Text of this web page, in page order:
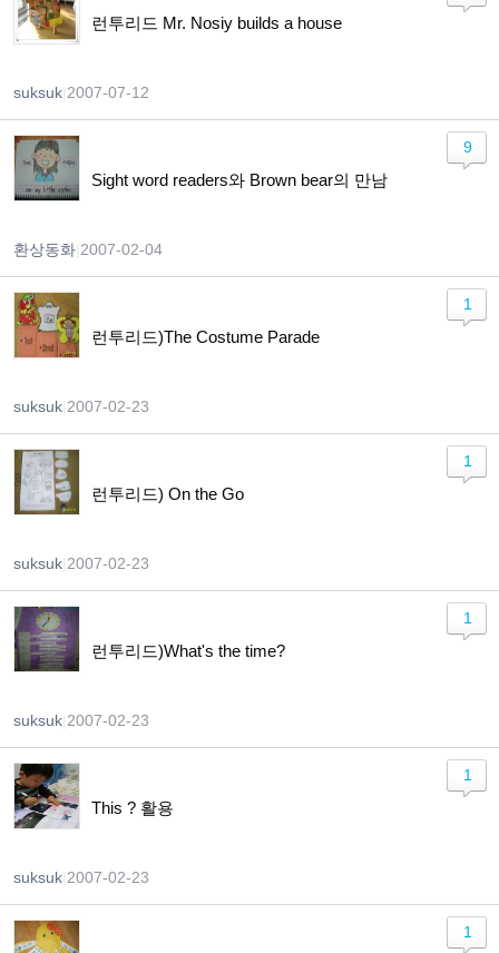
런투리드 Mr. Nosiy builds a house
suksuk 2007-07-12
Sight word readers와 Brown bear의 만남
환상동화 2007-02-04
9
런투리드)The Costume Parade
suksuk 2007-02-23
1
런투리드) On the Go
suksuk 2007-02-23
1
런투리드)What's the time?
suksuk 2007-02-23
1
This ? 활용
suksuk 2007-02-23
1
1